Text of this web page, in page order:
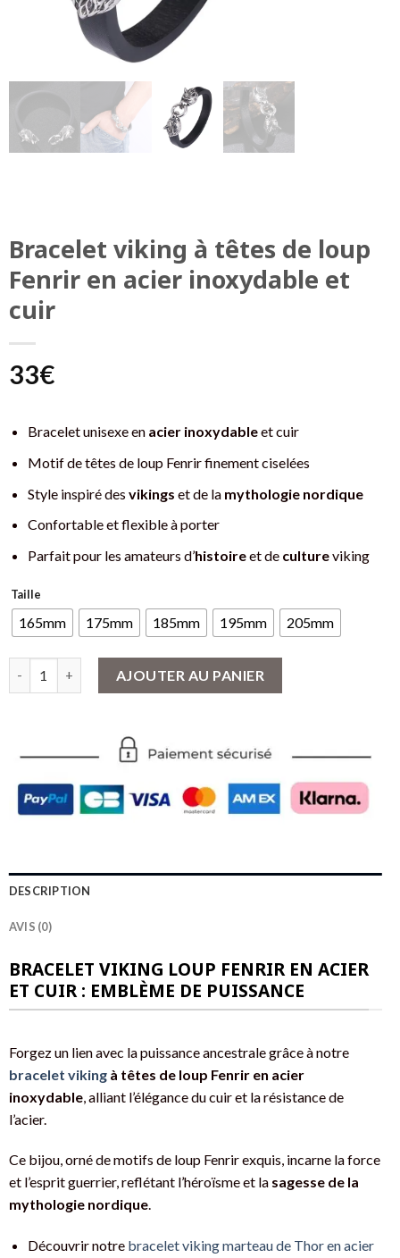
Bracelet viking à têtes de loup
Fenrir en acier inoxydable et
cuir
33€
Bracelet unisexe en acier inoxydableet cuir
Motif de têtes de loup Fenrir finement ciselées
Style inspiré des vikings et de la mythologie nordique
Confortable et flexible à porter
Parfait pour les amateurs d’histoireet de cultureviking
Taille
165mm 175mm 185mm 195mm 205mm
AJOUTER AU PANIER
DESCRIPTION
AVIS (0)
BRACELET VIKING LOUP FENRIR EN ACIER
ET CUIR : EMBLÈME DE PUISSANCE
Forgez un lien avec la puissance ancestrale grâce à notre
bracelet vikingà têtes de loup Fenrir en acier
inoxydable, alliant l’élégance du cuir et la résistance de
l’acier.
Ce bijou, orné de motifs de loup Fenrir exquis, incarne la force
et l’esprit guerrier, reflétant l’héroïsme et la sagesse de la
mythologie nordique.
Découvrir notre bracelet viking marteau de Thor en acier